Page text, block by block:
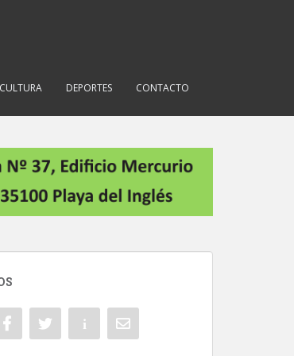
CULTURA DEPORTES CONTACTO